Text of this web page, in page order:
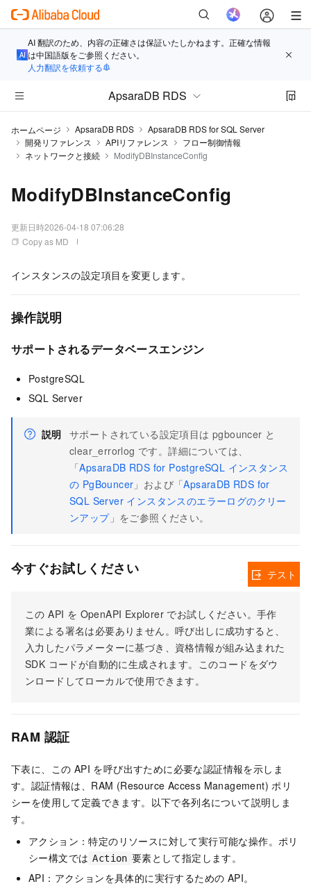
AI 翻訳のため、内容の正確さは保証いたしかねます。正確な情報
は中国語版をご参照ください。
人力翻訳を依頼する
ApsaraDB RDS
ホームページ ApsaraDB RDS
ApsaraDB RDS for SQL Server
開発リファレンス
APIリファレンス
フロー制御情報
ネットワークと接続
ModifyDBInstanceConfig
ModifyDBInstanceConfig
更新日時2026-04-18 07:06:28
Copy as MD
インスタンスの設定項目を変更します。
操作説明
サポートされるデータベースエンジン
PostgreSQL
SQL Server
説明 サポートされている設定項目は pgbouncer と
clear_errorlog です。詳細については、
「ApsaraDB RDS for PostgreSQL インスタンス
の PgBouncer 」および「ApsaraDB RDS for
SQL Server インスタンスのエラーログのクリー
ンアップ」をご参照ください。
今すぐお試しください
この API を OpenAPI Explorer でお試しください。手作
業による署名は必要ありません。呼び出しに成功すると、
入力したパラメーターに基づき、資格情報が組み込まれた
SDK コードが自動的に生成されます。このコードをダウ
ンロードしてローカルで使用できます。
テスト
RAM 認証
下表に、この API を呼び出すために必要な認証情報を示しま
す。認証情報は、RAM (Resource Access Management) ポリ
シーを使用して定義できます。以下で各列名について説明しま
す。
アクション：特定のリソースに対して実行可能な操作。ポリ
シー構文では Action 要素として指定します。
API：アクションを具体的に実行するための API。